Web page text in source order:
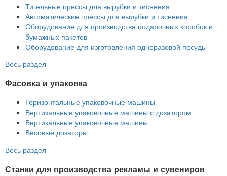
Тигельные прессы для вырубки и тиснения
Автоматические прессы для вырубки и тиснения
Оборудование для производства подарочных коробок и
бумажных пакетов
Оборудование для изготовления одноразовой посуды
Весь раздел
Фасовка и упаковка
Горизонтальные упаковочные машины
Вертикальные упаковочные машины с дозатором
Вертикальные упаковочные машины
Весовые дозаторы
Весь раздел
Станки для производства рекламы и сувениров